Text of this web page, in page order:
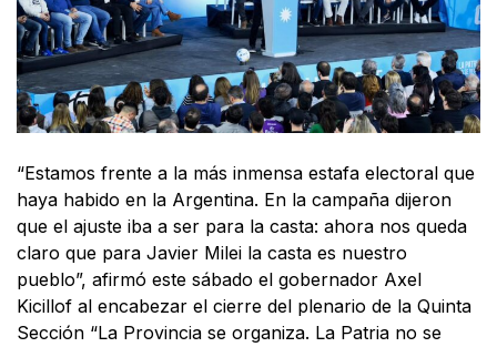
“Estamos frente a la más inmensa estafa electoral que
haya habido en la Argentina. En la campaña dijeron
que el ajuste iba a ser para la casta: ahora nos queda
claro que para Javier Milei la casta es nuestro
pueblo”, afirmó este sábado el gobernador Axel
Kicillof al encabezar el cierre del plenario de la Quinta
Sección “La Provincia se organiza. La Patria no se